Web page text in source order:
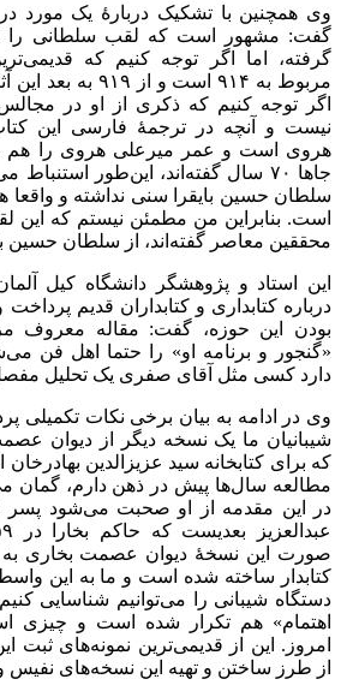
وی همچنین با تشکیک دربارۀ یک مورد
گفت: مشهور است که لقب سلطانی را
گرفته، اما اگر توجه کنیم که
مربوط به ۹۱۴ است و
اگر توجه کنیم که ذکری از او در مجالس
نیست و آنچه در ترجمۀ فارسی این
جاها ۷۰ سال گفته‌اند، این‌طور
سلطان حسین بایقرا سنی نداشته و واقعا
است. بنابراین من مطمئن نیستم که این
محققین معاصر گفته‌اند، از سلطان حسین
این استاد و پژوهشگر دانشگاه کیل
درباره کتابداری و کتابداران قدیم
بودن این حوزه، گفت: مقاله معروف
«گنجور و برنامه او» را حتما اهل فن
دارد کسی مثل آقای صفری یک تحلیل مفصل
وی در ادامه به بیان برخی نکات تکمیلی
شیبانیان ما یک نسخه دیگر از دیوان
که برای کتابخانه سید عزیزالدین
مطالعه سال‌ها پیش در ذهن دارم، گمان
در این مقدمه از او صحبت می‌شود پسر
صورت این نسخۀ دیوان عصمت بخاری به
کتابدار ساخته شده است و ما به این
دستگاه شیبانی را می‌توانیم شناسایی
اهتمام» هم تکرار شده است و
امروز. این از قدیمی‌ترین نمونه‌های
از طرز ساختن و تهیه این نسخه‌های نفیس